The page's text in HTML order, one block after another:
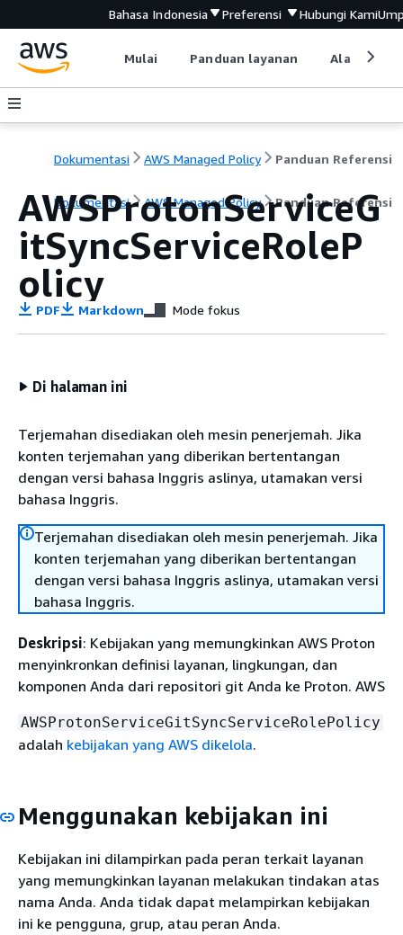
Bahasa Indonesia Preferensi Hubungi Kami
Mulai Panduan layanan Alat
Dokumentasi AWS Managed Policy Panduan Referensi
Dokumentasi AWS Managed Policy Panduan Referensi
AWSProtonServiceG
itSyncServiceRoleP
olicy
PDF Markdown Mode fokus
Di halaman ini
Terjemahan disediakan oleh mesin penerjemah. Jika
konten terjemahan yang diberikan bertentangan
dengan versi bahasa Inggris aslinya, utamakan versi
bahasa Inggris.
Terjemahan disediakan oleh mesin penerjemah. Jika
konten terjemahan yang diberikan bertentangan
dengan versi bahasa Inggris aslinya, utamakan versi
bahasa Inggris.
Deskripsi: Kebijakan yang memungkinkan AWS Proton
menyinkronkan definisi layanan, lingkungan, dan
komponen Anda dari repositori git Anda ke Proton. AWS
AWSProtonServiceGitSyncServiceRolePolicy
adalah kebijakan yang AWS dikelola.
Menggunakan kebijakan ini
Kebijakan ini dilampirkan pada peran terkait layanan
yang memungkinkan layanan melakukan tindakan atas
nama Anda. Anda tidak dapat melampirkan kebijakan
ini ke pengguna, grup, atau peran Anda.